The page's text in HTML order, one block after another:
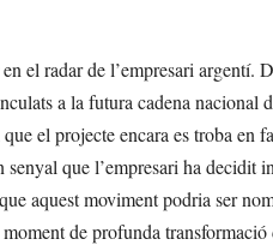
el radar de l’empresari argentí.
a la futura cadena nacional
el projecte encara es troba en
que l’empresari ha decidit
aquest moviment podria ser
de profunda transformació